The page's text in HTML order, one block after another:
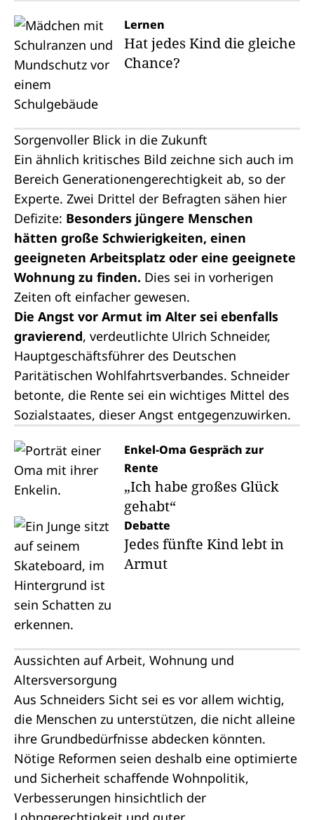
Lernen
Hat jedes Kind die gleiche
Chance?
Sorgenvoller Blick in die Zukunft
Ein ähnlich kritisches Bild zeichne sich auch im
Bereich Generationengerechtigkeit ab, so der
Experte. Zwei Drittel der Befragten sähen hier
Defizite: Besonders jüngere Menschen
hätten große Schwierigkeiten, einen
geeigneten Arbeitsplatz oder eine geeignete
Wohnung zu finden. Dies sei in vorherigen
Zeiten oft einfacher gewesen.
Die Angst vor Armut im Alter sei ebenfalls
gravierend, verdeutlichte Ulrich Schneider,
Hauptgeschäftsführer des Deutschen
Paritätischen Wohlfahrtsverbandes. Schneider
betonte, die Rente sei ein wichtiges Mittel des
Sozialstaates, dieser Angst entgegenzuwirken.
Enkel-Oma Gespräch zur
Rente
„Ich habe großes Glück
gehabt“
Debatte
Jedes fünfte Kind lebt in
Armut
Aussichten auf Arbeit, Wohnung und
Altersversorgung
Aus Schneiders Sicht sei es vor allem wichtig,
die Menschen zu unterstützen, die nicht alleine
ihre Grundbedürfnisse abdecken könnten.
Nötige Reformen seien deshalb eine optimierte
und Sicherheit schaffende Wohnpolitik,
Verbesserungen hinsichtlich der